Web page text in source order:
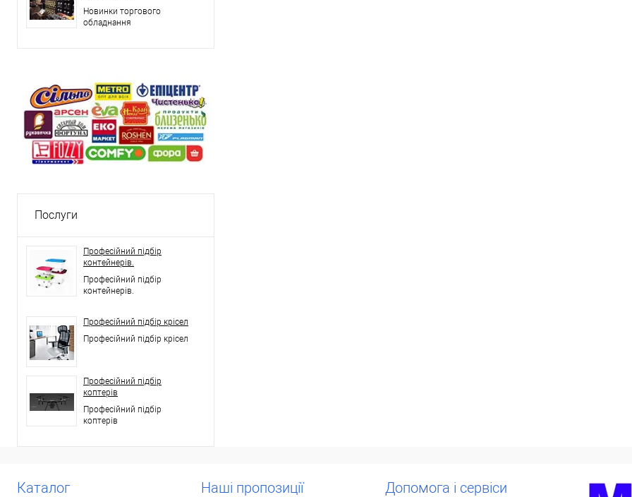
Новинки торгового
обладнання
Послуги
Професійний підбір
контейнерів.
Професійний підбір
контейнерів.
Професійний підбір крісел
Професійний підбір крісел
Професійний підбір
коптерів
Професійний підбір
коптерів
Каталог Наші пропозиції Допомога і сервіси